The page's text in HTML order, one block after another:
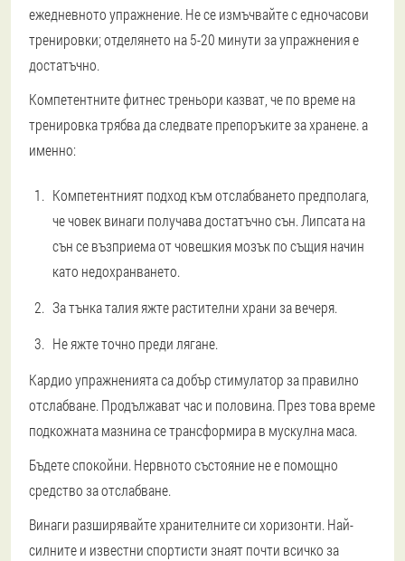
ежедневното упражнение. Не се измъчвайте с едночасови
тренировки; отделянето на 5-20 минути за упражнения е
достатъчно.
Компетентните фитнес треньори казват, че по време на
тренировка трябва да следвате препоръките за хранене. а
именно:
Компетентният подход към отслабването предполага,
че човек винаги получава достатъчно сън. Липсата на
сън се възприема от човешкия мозък по същия начин
като недохранването.
За тънка талия яжте растителни храни за вечеря.
Не яжте точно преди лягане.
Кардио упражненията са добър стимулатор за правилно
отслабване. Продължават час и половина. През това време
подкожната мазнина се трансформира в мускулна маса.
Бъдете спокойни. Нервното състояние не е помощно
средство за отслабване.
Винаги разширявайте хранителните си хоризонти. Най-
силните и известни спортисти знаят почти всичко за